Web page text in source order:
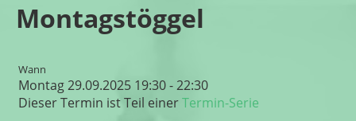
Montagstöggel
Wann
Montag 29.09.2025 19:30 - 22:30
Dieser Termin ist Teil einerTermin-Serie